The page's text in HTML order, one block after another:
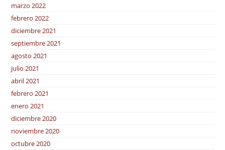
marzo 2022
febrero 2022
diciembre 2021
septiembre 2021
agosto 2021
julio 2021
abril 2021
febrero 2021
enero 2021
diciembre 2020
noviembre 2020
octubre 2020